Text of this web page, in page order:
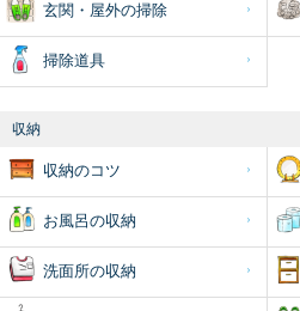
玄関・屋外の掃除
掃除道具
収納
収納のコツ
お風呂の収納
洗面所の収納